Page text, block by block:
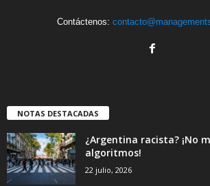
Contáctenos:
NOTAS DESTACADAS
¿Argentina racista? ¡No
algoritmos!
22 julio, 2026